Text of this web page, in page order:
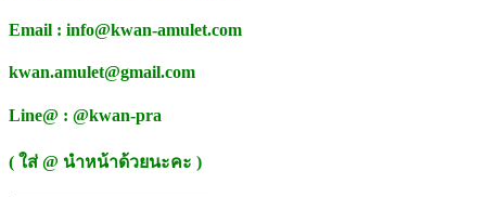
Email : info@kwan-amulet.com
kwan.amulet@gmail.com
Line@ : @kwan-pra
( ใส่ @ นำหน้าด้วยนะคะ )